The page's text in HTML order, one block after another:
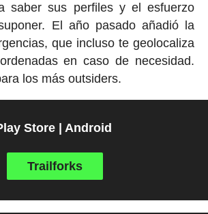
saber sus perfiles y el esfuerzo
El año pasado añadió la
que incluso te geolocaliza
en caso de necesidad.
los más outsiders.
Store | Android
Trailforks